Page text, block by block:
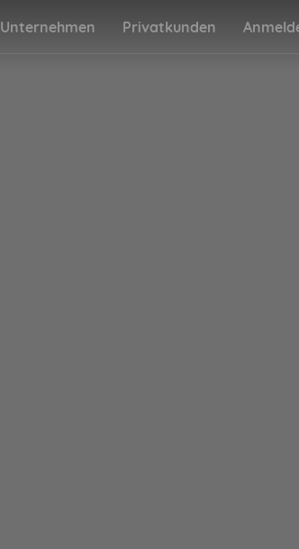
Unternehmen Privatkunden